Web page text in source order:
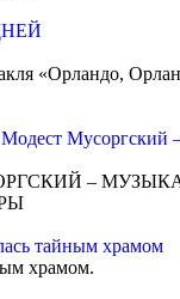
«Орландо,
Мусоргский
–
тайным храмом
храмом.